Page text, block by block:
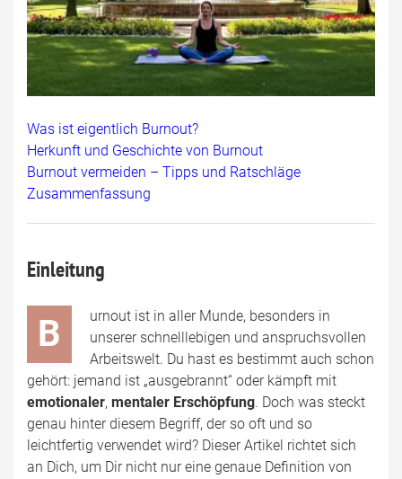
Was ist eigentlich Burnout?
Herkunft und Geschichte von Burnout
Burnout vermeiden – Tipps und Ratschläge
Zusammenfassung
Einleitung
B
urnout ist in aller Munde, besonders in
unserer schnelllebigen und anspruchsvollen
Arbeitswelt. Du hast es bestimmt auch schon
gehört: jemand ist „ausgebrannt“ oder kämpft mit
emotionaler, mentaler Erschöpfung. Doch was steckt
genau hinter diesem Begriff, der so oft und so
leichtfertig verwendet wird? Dieser Artikel richtet sich
an Dich, um Dir nicht nur eine genaue Definition von